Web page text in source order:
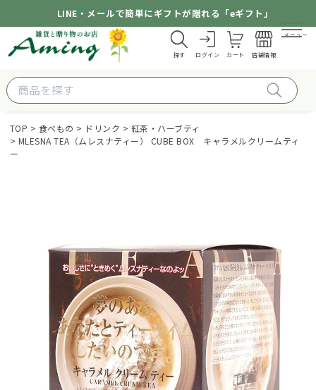
LINE・メールで簡単にギフトが贈れる「eギフト」
探す ログイン カート 店舗情報
メニュー
TOP 食べもの ドリンク
紅茶・ハーブティ
MLESNA TEA（ムレスナティー） CUBE BOX キャラメルクリームティ
ー